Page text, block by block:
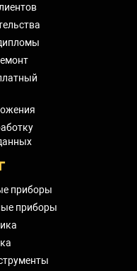
приборы
приборы